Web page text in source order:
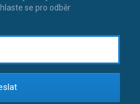
se pro odběr